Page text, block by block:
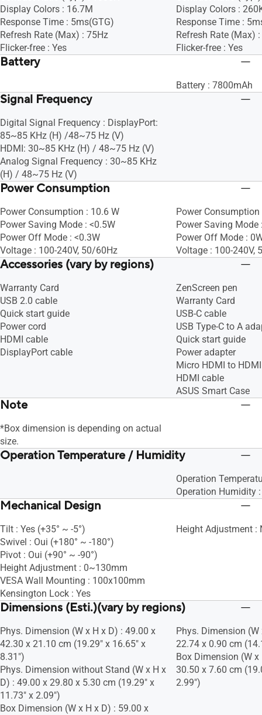
Display Colors : 16.7M
Response Time : 5ms(GTG)
Refresh Rate (Max) : 75Hz
Flicker-free : Yes
Display Colors :
Response Time :
Refresh Rate (Max)
Flicker-free : Yes
Battery
Battery : 7800mAh
Signal Frequency
Digital Signal Frequency : DisplayPort:
85~85 KHz (H) /48~75 Hz (V)
HDMI: 30~85 KHz (H) / 48~75 Hz (V)
Analog Signal Frequency : 30~85 KHz
(H) / 48~75 Hz (V)
Power Consumption
Power Consumption : 10.6 W
Power Saving Mode : <0.5W
Power Off Mode : <0.3W
Voltage : 100-240V, 50/60Hz
Power Consumption
Power Saving Mode
Power Off Mode :
Voltage : 100-240V,
Accessories (vary by regions)
Warranty Card
USB 2.0 cable
Quick start guide
Power cord
HDMI cable
DisplayPort cable
ZenScreen pen
Warranty Card
USB-C cable
USB Type-C to A
Quick start guide
Power adapter
Micro HDMI to
HDMI cable
ASUS Smart Case
Note
*Box dimension is depending on actual
size.
Operation Temperature / Humidity
Operation
Operation Humidity :
Mechanical Design
Tilt : Yes (+35° ~ -5°)
Swivel : Oui (+180° ~ -180°)
Pivot : Oui (+90° ~ -90°)
Height Adjustment : 0~130mm
VESA Wall Mounting : 100x100mm
Kensington Lock : Yes
Height Adjustment :
Dimensions (Esti.)(vary by regions)
Phys. Dimension (W x H x D) : 49.00 x
42.30 x 21.10 cm (19.29" x 16.65" x
8.31")
Phys. Dimension without Stand (W x H x
D) : 49.00 x 29.80 x 5.30 cm (19.29" x
11.73" x 2.09")
Box Dimension (W x H x D) : 59.00 x
Phys. Dimension
22.74 x 0.90 cm
Box Dimension (W
30.50 x 7.60 cm
2.99")